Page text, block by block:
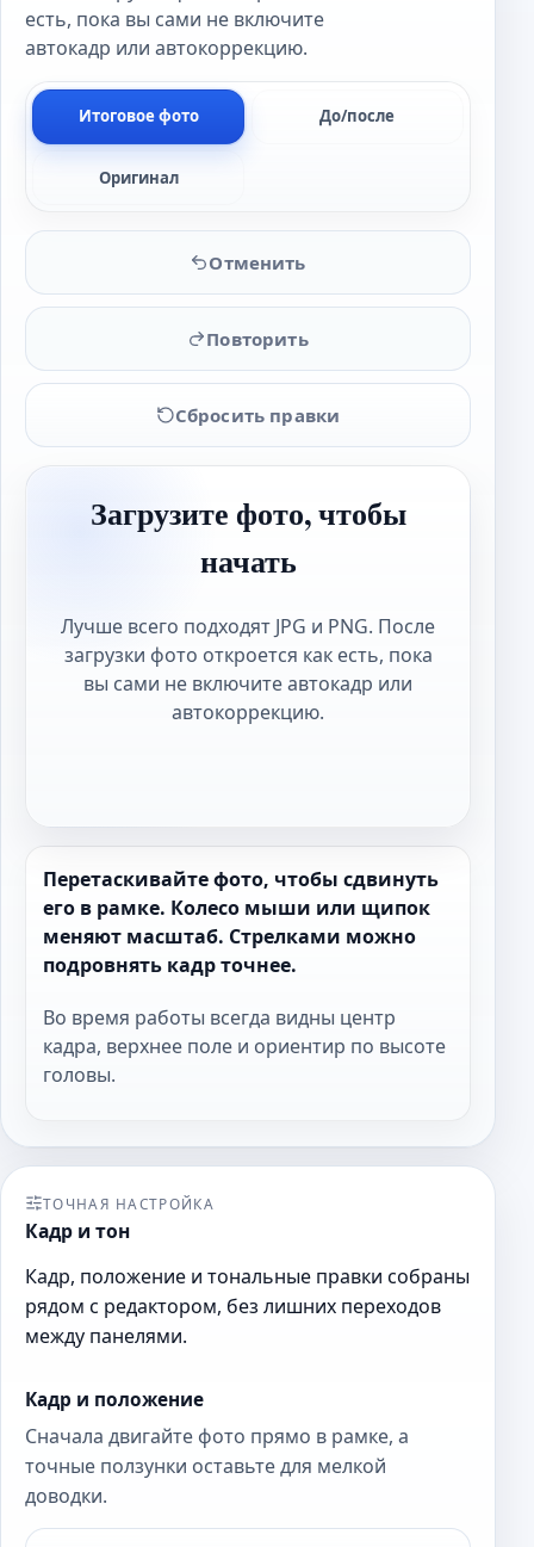
есть, пока вы сами не включите
автокадр или автокоррекцию.
Итоговое фото До/после
Оригинал
Отменить
Повторить
Сбросить правки
Загрузите фото, чтобы
начать
Лучше всего подходят JPG и PNG. После
загрузки фото откроется как есть, пока
вы сами не включите автокадр или
автокоррекцию.
Перетаскивайте фото, чтобы сдвинуть
его в рамке. Колесо мыши или щипок
меняют масштаб. Стрелками можно
подровнять кадр точнее.
Во время работы всегда видны центр
кадра, верхнее поле и ориентир по высоте
головы.
ТОЧНАЯ НАСТРОЙКА
Кадр и тон
Кадр, положение и тональные правки собраны
рядом с редактором, без лишних переходов
между панелями.
Кадр и положение
Сначала двигайте фото прямо в рамке, а
точные ползунки оставьте для мелкой
доводки.